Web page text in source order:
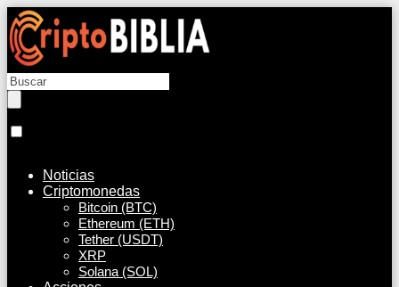
Noticias
Criptomonedas
Bitcoin (BTC)
Ethereum (ETH)
Tether (USDT)
XRP
Solana (SOL)